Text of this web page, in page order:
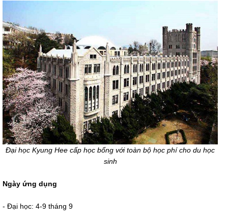
Đại học Kyung Hee cấp học bổng với toàn bộ học phí cho du học
sinh
Ngày ứng dụng
- Đại học: 4-9 tháng 9